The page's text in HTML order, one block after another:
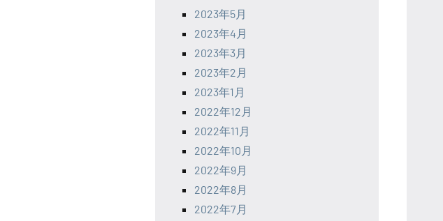
2023年5月
2023年4月
2023年3月
2023年2月
2023年1月
2022年12月
2022年11月
2022年10月
2022年9月
2022年8月
2022年7月